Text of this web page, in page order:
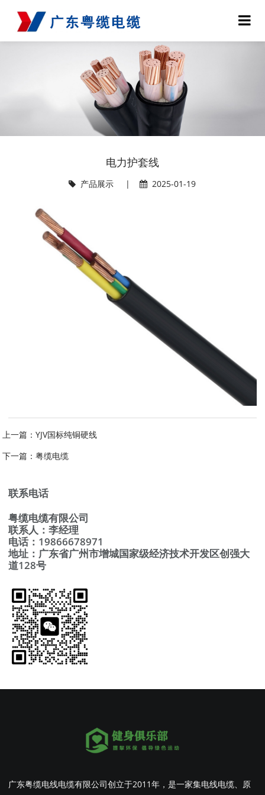
电力护套线
产品展示 | 2025-01-19
上一篇： YJV国标纯铜硬线
下一篇： 粤缆电缆
联系电话
粤缆电缆有限公司
联系人：李经理
电话：19866678971
地址：广东省广州市增城国家级经济技术开发区创强大
道128号
广东粤缆电线电缆有限公司创立于2011年，是一家集电线电缆、原